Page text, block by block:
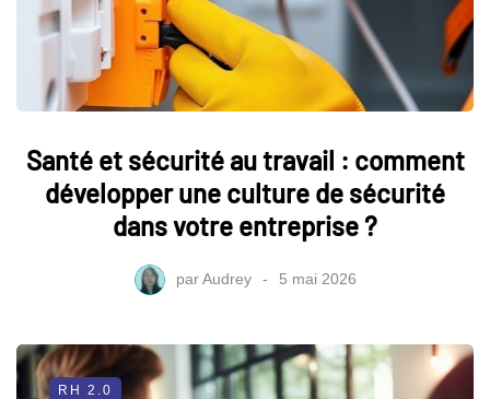
Santé et sécurité au travail : comment
développer une culture de sécurité
dans votre entreprise ?
parAudrey 5 mai 2026
RH 2.0